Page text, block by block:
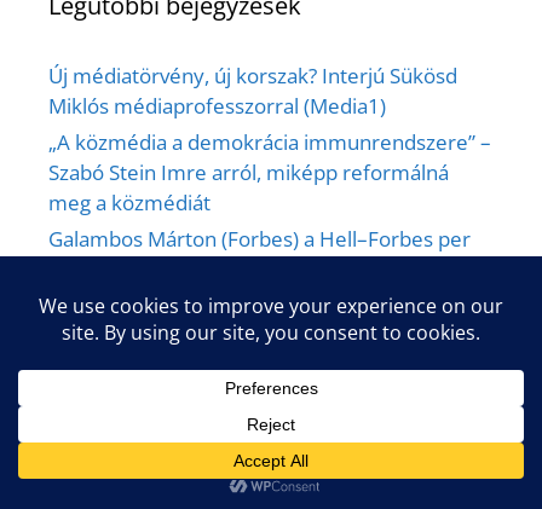
Új médiatörvény, új korszak? Interjú Sükösd
Miklós médiaprofesszorral (Media1)
„A közmédia a demokrácia immunrendszere” –
Szabó Stein Imre arról, miképp reformálná
meg a közmédiát
Galambos Márton (Forbes) a Hell–Forbes per
Így ver át a propaganda | Interjú Bőhm Kornél
kommunikációs szakemberrel
Nem lett volna volt elég távolság a NER-től –
interjú Nagy Iván Zsolttal, a Blikk éléről történt
távozásáról (Media1, 2025.11.11.)